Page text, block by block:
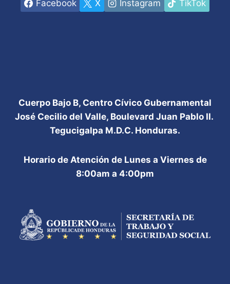
Facebook X Instagram TikTok
Cuerpo Bajo B, Centro Cívico Gubernamental
José Cecilio del Valle, Boulevard Juan Pablo II.
Tegucigalpa M.D.C. Honduras.
Horario de Atención de Lunes a Viernes de
8:00am a 4:00pm